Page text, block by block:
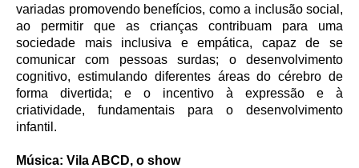
variadas promovendo benefícios, como a inclusão social,
ao permitir que as crianças contribuam para uma
sociedade mais inclusiva e empática, capaz de se
comunicar com pessoas surdas; o desenvolvimento
cognitivo, estimulando diferentes áreas do cérebro de
forma divertida; e o incentivo à expressão e à
criatividade, fundamentais para o desenvolvimento
infantil.
Música: Vila ABCD, o show